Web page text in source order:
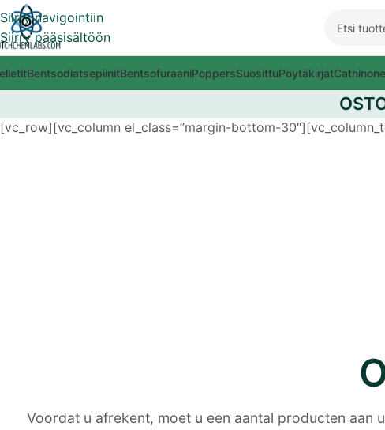
Siirry navigointiin
Siirry pääsisältöön
BentsodiatsepiinitBentsofuraaniPoppersSuosittuPöytäkirjat
[vc_row][vc_column el_class=”margin-bottom-
Voordat u afrekent, moet u een aantal producten aan